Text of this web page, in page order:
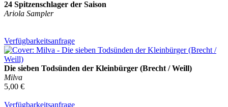
24 Spitzenschlager der Saison
Ariola Sampler
Verfügbarkeitsanfrage
Die sieben Todsünden der Kleinbürger (Brecht / Weill)
Milva
5,00 €
Verfügbarkeitsanfrage